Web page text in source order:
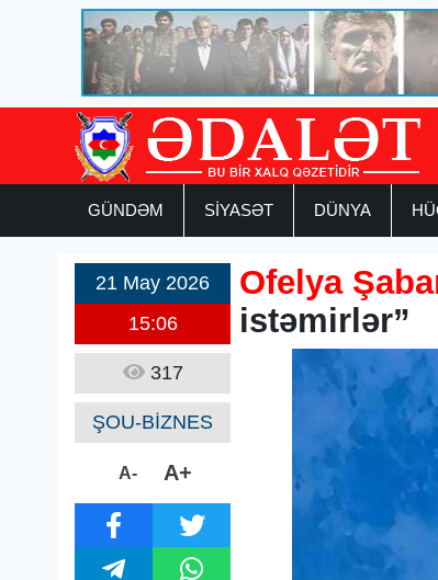
GÜNDƏM SİYASƏT DÜNYA
21 May 2026
15:06
317
ŞOU-BİZNES
A- A+
Ofelya
istəmirlər”